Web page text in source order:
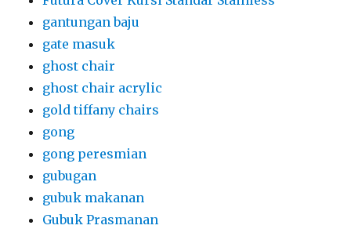
gantungan baju
gate masuk
ghost chair
ghost chair acrylic
gold tiffany chairs
gong
gong peresmian
gubugan
gubuk makanan
Gubuk Prasmanan